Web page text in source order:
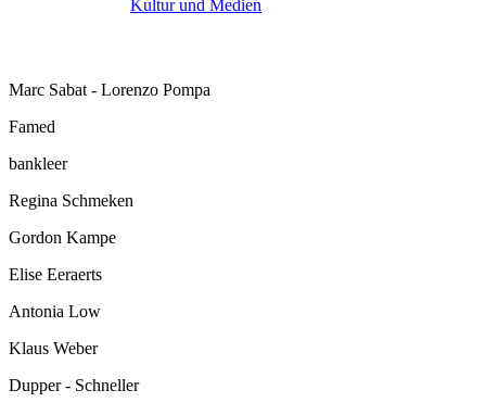
Marc Sabat - Lorenzo Pompa
Famed
bankleer
Regina Schmeken
Gordon Kampe
Elise Eeraerts
Antonia Low
Klaus Weber
Dupper - Schneller